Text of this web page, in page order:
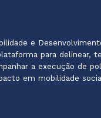
e
para delinear,
a execução de
em mobilidade